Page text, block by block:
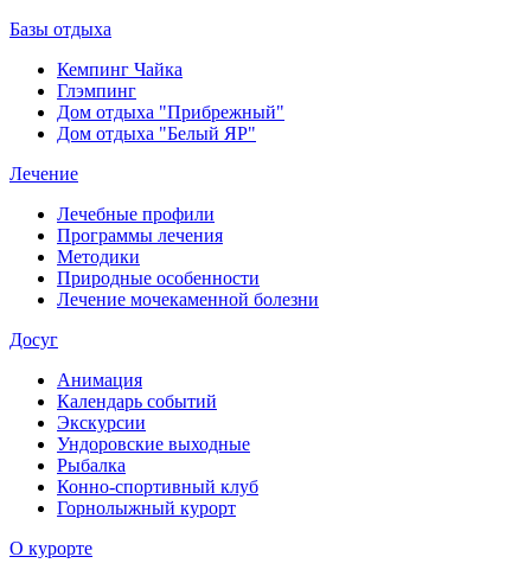
Базы отдыха
Кемпинг Чайка
Глэмпинг
Дом отдыха "Прибрежный"
Дом отдыха "Белый ЯР"
Лечение
Лечебные профили
Программы лечения
Методики
Природные особенности
Лечение мочекаменной болезни
Досуг
Анимация
Календарь событий
Экскурсии
Ундоровские выходные
Рыбалка
Конно-спортивный клуб
Горнолыжный курорт
О курорте